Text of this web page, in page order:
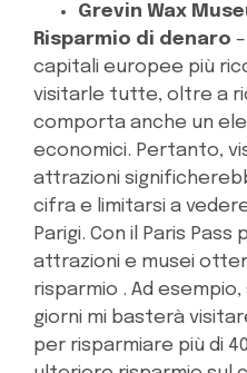
Grevin Wax
Risparmio di denaro
capitali europee più
visitarle tutte, oltre a
comporta anche un
economici. Pertanto,
attrazioni
cifra e limitarsi a
Parigi. Con il Paris
attrazioni e musei
risparmio . Ad
giorni mi basterà
per risparmiare più di